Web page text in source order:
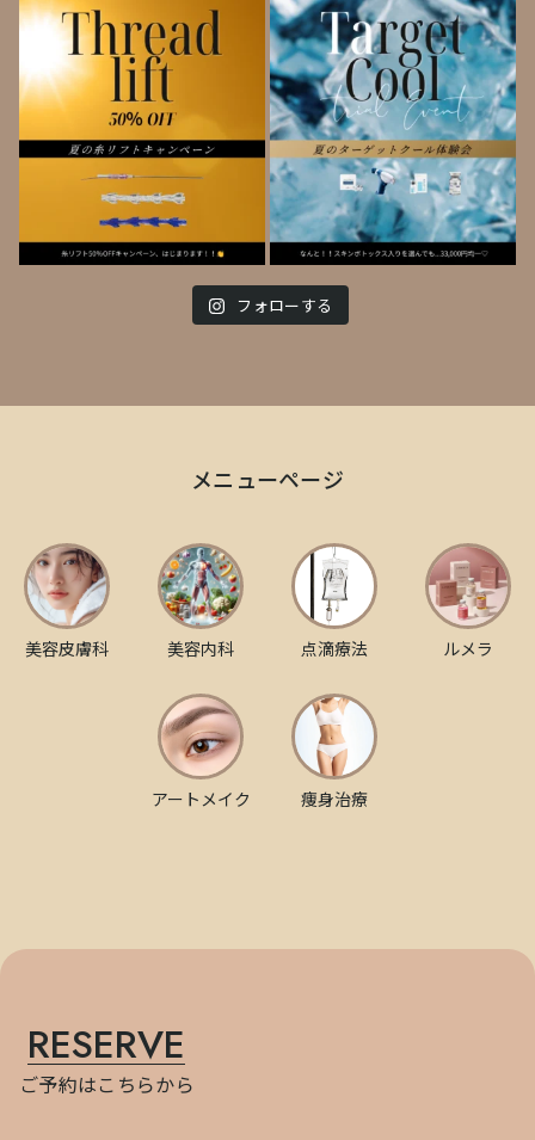
フォローする
メニューページ
美容皮膚科 美容内科 点滴療法 ルメラ
アートメイク 痩身治療
RESERVE
ご予約はこちらから